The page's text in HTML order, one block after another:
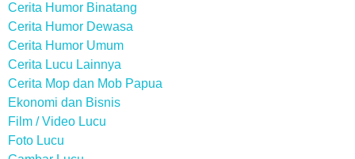
Cerita Humor Binatang
Cerita Humor Dewasa
Cerita Humor Umum
Cerita Lucu Lainnya
Cerita Mop dan Mob Papua
Ekonomi dan Bisnis
Film / Video Lucu
Foto Lucu